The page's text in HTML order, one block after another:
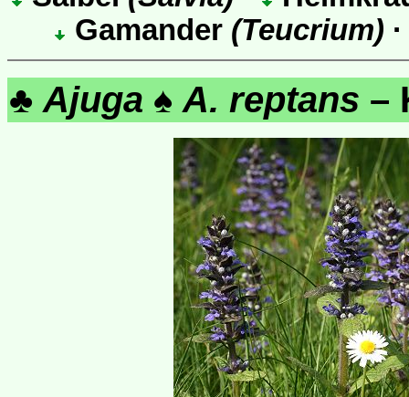
Gamander (Teucrium)
♣ Ajuga ♠ A. reptans –